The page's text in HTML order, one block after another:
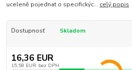
uceleně pojednat o specifickýc... celý popis
Dostupnosť Skladom
16,36 EUR
15,58 EUR bez DPH